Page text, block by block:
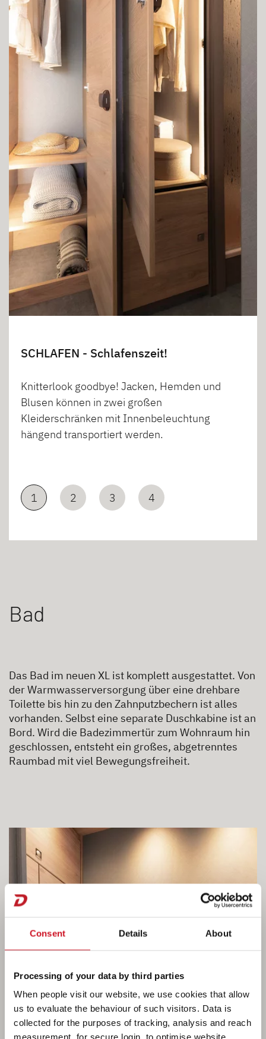
Consent Details About
Processing of your data by third parties
When people visit our website, we use cookies that allow
us to evaluate the behaviour of such visitors. Data is
collected for the purposes of tracking, analysis and reach
measurement, for secure login, to optimise website
SCHLAFEN - Schlafenszeit!
Knitterlook goodbye! Jacken, Hemden und
Blusen können in zwei großen
Kleiderschränken mit Innenbeleuchtung
hängend transportiert werden.
1 2 3 4
Bad
Das Bad im neuen XL ist komplett ausgestattet. Von
der Warmwasserversorgung über eine drehbare
Toilette bis hin zu den Zahnputzbechern ist alles
vorhanden. Selbst eine separate Duschkabine ist an
Bord. Wird die Badezimmertür zum Wohnraum hin
geschlossen, entsteht ein großes, abgetrenntes
Raumbad mit viel Bewegungsfreiheit.